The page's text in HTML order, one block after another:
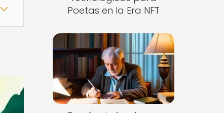
Poetas en la Era NFT